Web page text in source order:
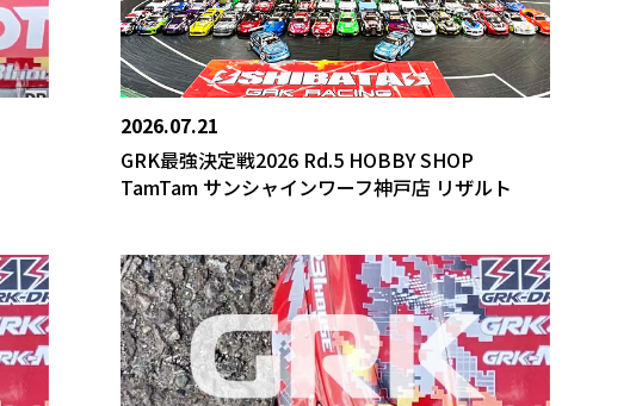
2026.07.21
GRK最強決定戦2026 Rd.5 HOBBY SHOP
TamTam サンシャインワーフ神戸店 リザルト